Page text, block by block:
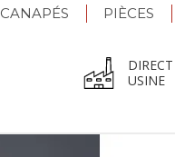
CANAPÉS PIÈCES
DIRECT
USINE